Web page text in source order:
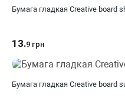
Бумага гладкая Creative board
13.9 грн
Бумага гладкая Creative board